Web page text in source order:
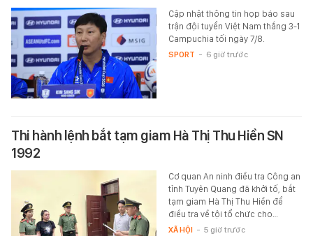
Cập nhật thông tin họp báo sau
trận đội tuyển Việt Nam thắng 3-1
Campuchia tối ngày 7/8.
SPORT - 6 giờ trước
Thi hành lệnh bắt tạm giam Hà Thị Thu Hiền SN
1992
Cơ quan An ninh điều tra Công an
tỉnh Tuyên Quang đã khởi tố, bắt
tạm giam Hà Thị Thu Hiền để
điều tra về tội tổ chức cho…
XÃ HỘI - 5 giờ trước